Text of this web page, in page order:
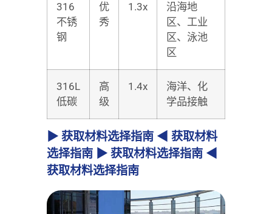
316
不锈
钢
优
秀
1.3x
沿海地
区、工业
区、泳池
区
316L
低碳
高
级
1.4x
海洋、化
学品接触
▶ 获取材料选择指南 ◀ 获取材料
选择指南 ▶ 获取材料选择指南 ◀
获取材料选择指南